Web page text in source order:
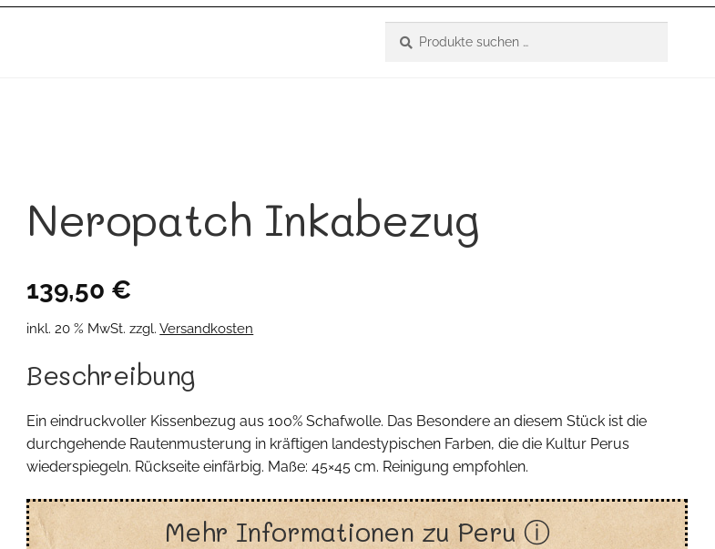
nach:
Neropatch Inkabezug
139,50 €
inkl. 20 % MwSt. zzgl.Versandkosten
Beschreibung
Ein eindruckvoller Kissenbezug aus 100% Schafwolle. Das Besondere an diesem Stück ist die
durchgehende Rautenmusterung in kräftigen landestypischen Farben, die die Kultur Perus
wiederspiegeln. Rückseite einfärbig. Maße: 45×45 cm. Reinigung empfohlen.
Mehr Informationen zu Peru ⓘ